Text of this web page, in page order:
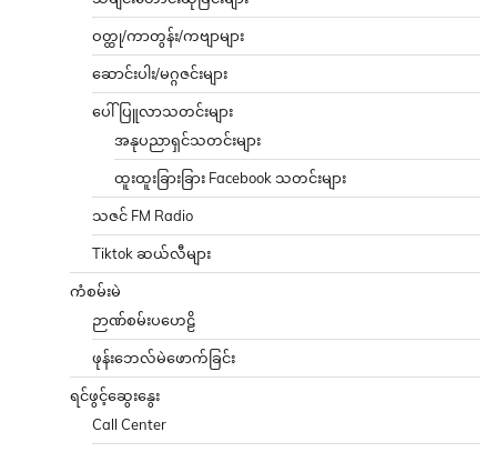
ဝတ္ထု/ကာတွန်း/ကဗျာများ
ဆောင်းပါး/မဂ္ဂဇင်းများ
ပေါ်ပြူလာသတင်းများ
အနုပညာရှင်သတင်းများ
ထူးထူးခြားခြား Facebook သတင်းများ
သဇင် FM Radio
Tiktok ဆယ်လီများ
ကံစမ်းမဲ
ဉာဏ်စမ်းပဟေဠိ
ဖုန်းဘေလ်မဲဖောက်ခြင်း
ရင်ဖွင့်ဆွေးနွေး
Call Center